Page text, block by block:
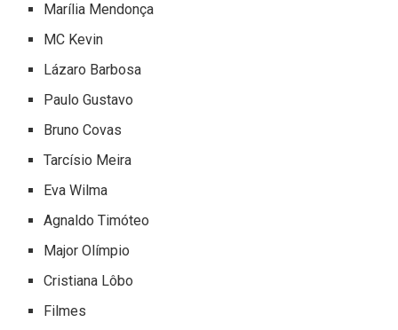
Marília Mendonça
MC Kevin
Lázaro Barbosa
Paulo Gustavo
Bruno Covas
Tarcísio Meira
Eva Wilma
Agnaldo Timóteo
Major Olímpio
Cristiana Lôbo
Filmes